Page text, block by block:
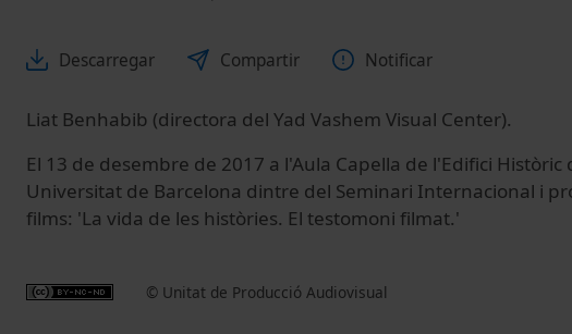
Descarregar Compartir Notificar
Liat Benhabib (directora del Yad Vashem Visual Center).
El 13 de desembre de 2017 a l'Aula Capella de l'Edifici Històric
Universitat de Barcelona dintre del Seminari Internacional i
films: 'La vida de les històries. El testomoni filmat.'
© Unitat de Producció Audiovisual